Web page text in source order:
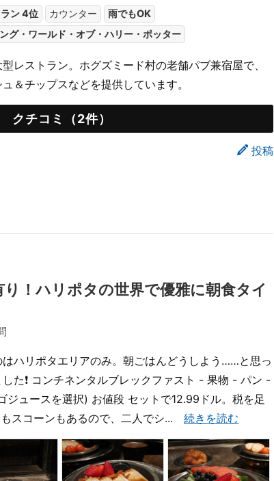
ン 4位 カウンター
雨でもOK
グ・ワールド・オブ・ハリー・ポッター
レストラン。ホグズミード村の老舗パブ兼宿屋で、
＆チップスなどを提供しています。
クチコミ（2件）
投稿
！ハリポタの世界で優雅に朝食タイ
ハリポタエリアのみ。朝ごはんどうしよう……と思っ
た❗ コンチネンタルブレックファスト - 果物 - パン -
ジュースを選択) お値段 セットで12.99ドル。税を足
スコーンもあるので、二人でシ... 続きを読む